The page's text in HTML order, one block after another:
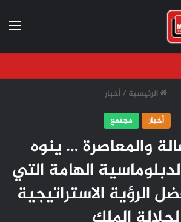
الرئيسية / أخبار
أخبار
مجتمع
والمعاصرة … ينوه
الهامة التي
الرؤية الاستراتيجية